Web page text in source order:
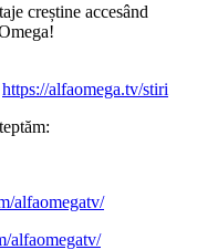
creștine accesând
https://alfaomega.tv/stiri
alfaomegatv/
alfaomegatv/